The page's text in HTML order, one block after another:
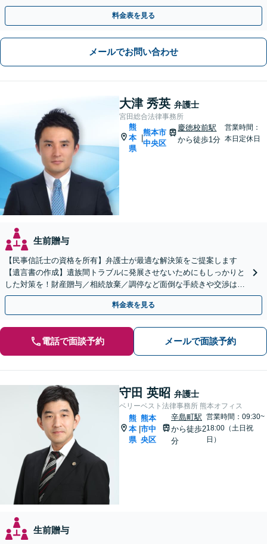
トします。【WEB相談可能】【夜間面談可】
料金表を見る
メールでお問い合わせ
大津 秀英 弁護士
宮田総合法律事務所
熊
本
県
熊本市
中央区
慶徳校前駅
から徒歩1分
営業時間：
本日定休日
生前贈与
【民事信託士の資格を所有】弁護士が最適な解決策をご提案します
【遺言書の作成】遺族間トラブルに発展させないためにもしっかりと
した対策を！財産贈与／相続放棄／調停など面倒な手続きや交渉はす
べて弁護士が代行します。
料金表を見る
電話で面談予約 メールで面談予約
守田 英昭 弁護士
ベリーベスト法律事務所 熊本オフィス
熊
本
県
|
熊本
市中
央区
辛島町駅
から徒歩2
分
営業時間：09:30~
18:00（土日祝
日）
生前贈与